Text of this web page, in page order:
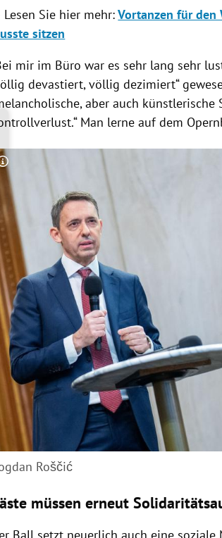
Sie hier mehr:Vortanzen für den
sitzen
mir im Büro war es sehr lang sehr
devastiert, völlig dezimiert“
aber auch künstlerische
Man lerne auf dem
Copyright-Hinweis öffnen/schließen
Roščić
müssen erneut